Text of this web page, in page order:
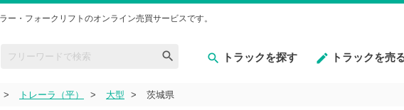
ー・フォークリフトのオンライン売買サービスです。
トラックを探す トラックを売
トレーラ（平） 大型 茨城県